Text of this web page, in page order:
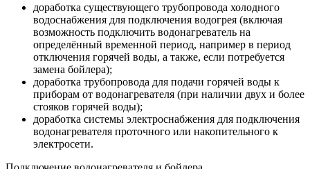
доработка существующего трубопровода холодного
водоснабжения для подключения водогрея (включая
возможность подключить водонагреватель на
определённый временной период, например в период
отключения горячей воды, а также, если потребуется
замена бойлера);
доработка трубопровода для подачи горячей воды к
приборам от водонагревателя (при наличии двух и более
стояков горячей воды);
доработка системы электроснабжения для подключения
водонагревателя проточного или накопительного к
электросети.